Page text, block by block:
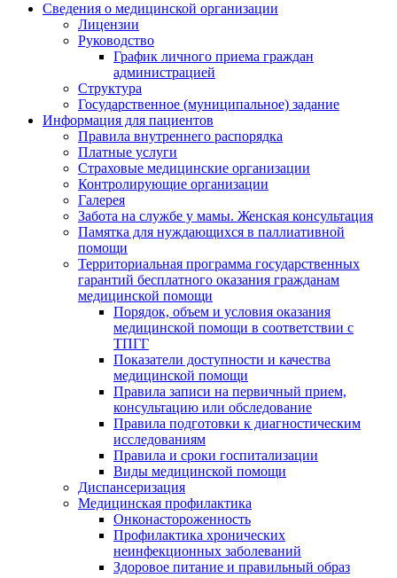
Сведения о медицинской организации
Лицензии
Руководство
График личного приема граждан
администрацией
Структура
Государственное (муниципальное) задание
Информация для пациентов
Правила внутреннего распорядка
Платные услуги
Страховые медицинские организации
Контролирующие организации
Галерея
Забота на службе у мамы. Женская консультация
Памятка для нуждающихся в паллиативной
помощи
Территориальная программа государственных
гарантий бесплатного оказания гражданам
медицинской помощи
Порядок, объем и условия оказания
медицинской помощи в соответствии с
ТПГГ
Показатели доступности и качества
медицинской помощи
Правила записи на первичный прием,
консультацию или обследование
Правила подготовки к диагностическим
исследованиям
Правила и сроки госпитализации
Виды медицинской помощи
Диспансеризация
Медицинская профилактика
Онконастороженность
Профилактика хронических
неинфекционных заболеваний
Здоровое питание и правильный образ